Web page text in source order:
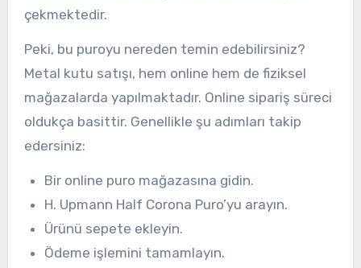
çekmektedir.
Peki, bu puroyu nereden temin edebilirsiniz?
Metal kutu satışı, hem online hem de fiziksel
mağazalarda yapılmaktadır. Online sipariş süreci
oldukça basittir. Genellikle şu adımları takip
edersiniz:
Bir online puro mağazasına gidin.
H. Upmann Half Corona Puro’yu arayın.
Ürünü sepete ekleyin.
Ödeme işlemini tamamlayın.